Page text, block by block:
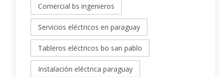
Comercial bs ingenieros
Servicios eléctricos en paraguay
Tableros eléctricos bo san pablo
Instalación eléctrica paraguay